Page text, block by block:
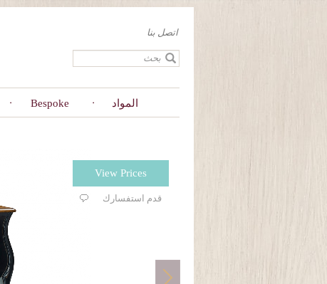
اتصل بنا
Bespoke المواد
View Prices
قدم استفسارك